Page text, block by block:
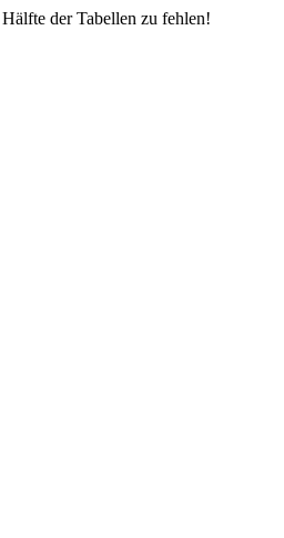
der Tabellen zu fehlen!